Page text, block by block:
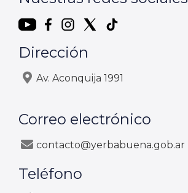
Dirección
Av. Aconquija 1991
Correo electrónico
contacto@yerbabuena.gob.ar
Teléfono